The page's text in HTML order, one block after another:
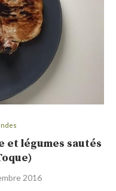
et légumes sautés
2016